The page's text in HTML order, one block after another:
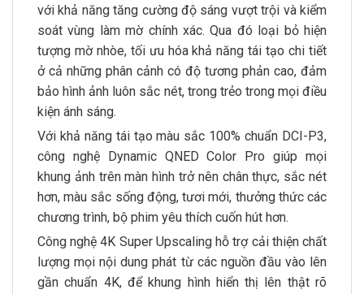
với khả năng tăng cường độ sáng vượt trội và kiểm
soát vùng làm mờ chính xác. Qua đó loại bỏ hiện
tượng mờ nhòe, tối ưu hóa khả năng tái tạo chi tiết
ở cả những phân cảnh có độ tương phản cao, đảm
bảo hình ảnh luôn sắc nét, trong trẻo trong mọi điều
kiện ánh sáng.
Với khả năng tái tạo màu sắc 100% chuẩn DCI-P3,
công nghệ Dynamic QNED Color Pro giúp mọi
khung ảnh trên màn hình trở nên chân thực, sắc nét
hơn, màu sắc sống động, tươi mới, thưởng thức các
chương trình, bộ phim yêu thích cuốn hút hơn.
Công nghệ 4K Super Upscaling hỗ trợ cải thiện chất
lượng mọi nội dung phát từ các nguồn đầu vào lên
gần chuẩn 4K, để khung hình hiển thị lên thật rõ